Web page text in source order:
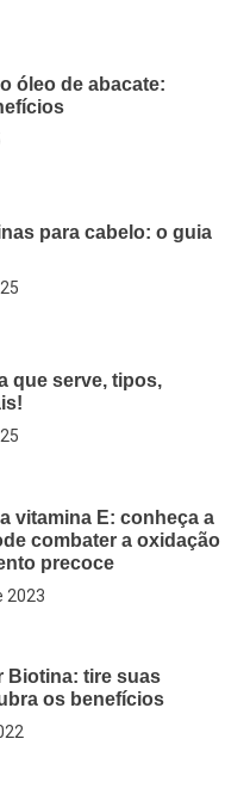
óleo de abacate:
para cabelo: o guia
que serve, tipos,
vitamina E: conheça a
combater a oxidação
precoce
2023
Biotina: tire suas
os benefícios